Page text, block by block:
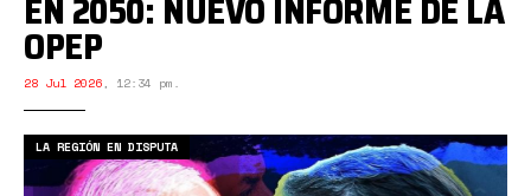
OPEP
28 Jul 2026, 12:34 pm.
LA REGIÓN EN DISPUTA